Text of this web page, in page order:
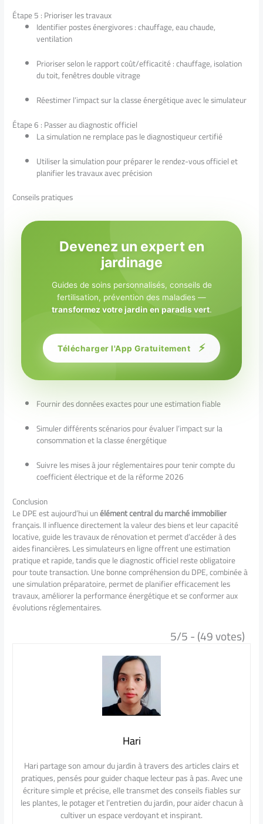
Étape 5 : Prioriser les travaux
Identifier postes énergivores : chauffage, eau chaude,
ventilation
Prioriser selon le rapport coût/efficacité : chauffage, isolation
du toit, fenêtres double vitrage
Réestimer l’impact sur la classe énergétique avec le simulateur
Étape 6 : Passer au diagnostic officiel
La simulation ne remplace pas le diagnostiqueur certifié
Utiliser la simulation pour préparer le rendez-vous officiel et
planifier les travaux avec précision
Conseils pratiques
Devenez un expert en
jardinage
Guides de soins personnalisés, conseils de
fertilisation, prévention des maladies —
transformez votre jardin en paradis vert.
Télécharger l'App Gratuitement ⚡
Fournir des données exactes pour une estimation fiable
Simuler différents scénarios pour évaluer l’impact sur la
consommation et la classe énergétique
Suivre les mises à jour réglementaires pour tenir compte du
coefficient électrique et de la réforme 2026
Conclusion
Le DPE est aujourd’hui unélément central du marché immobilier
français. Il influence directement la valeur des biens et leur capacité
locative, guide les travaux de rénovation et permet d’accéder à des
aides financières. Les simulateurs en ligne offrent une estimation
pratique et rapide, tandis que le diagnostic officiel reste obligatoire
pour toute transaction. Une bonne compréhension du DPE, combinée à
une simulation préparatoire, permet de planifier efficacement les
travaux, améliorer la performance énergétique et se conformer aux
évolutions réglementaires.
5/5 - (49 votes)
Hari
Hari partage son amour du jardin à travers des articles clairs et
pratiques, pensés pour guider chaque lecteur pas à pas. Avec une
écriture simple et précise, elle transmet des conseils fiables sur
les plantes, le potager et l’entretien du jardin, pour aider chacun à
cultiver un espace verdoyant et inspirant.